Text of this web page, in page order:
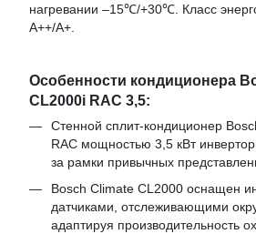
нагревании –15℃/+30℃. Класс
A++/A+.
Особенности кондиционера
CL2000i RAC 3,5:
Стенной сплит-кондиционер
RAC мощностью 3,5 кВт
за рамки привычных
Bosch Climate CL2000 оснащен
датчиками, отслеживающими
адаптируя производительность